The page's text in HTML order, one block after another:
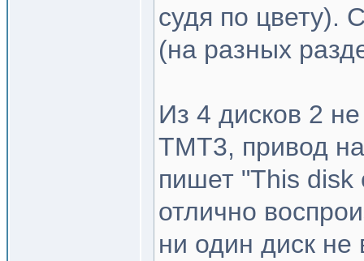
судя по цвету).
(на разных
Из 4 дисков 2
TMT3, привод
пишет "This disk
отлично
ни один диск не